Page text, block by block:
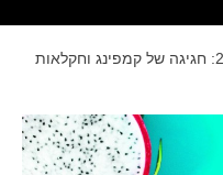
פסטיבל הפיטאיה 2023: חגיגה של קמפינג וחקלאות